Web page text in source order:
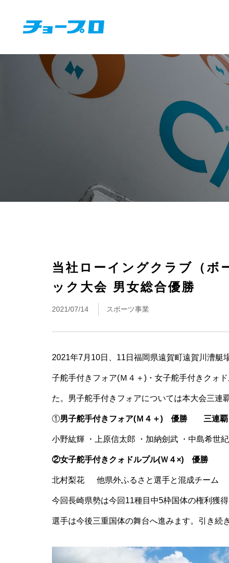
当社ローイングクラブ（
ック大会 男女総合優勝
2021/07/14 スポーツ事業
2021年7月10日、11日福岡県遠賀町遠賀川漕艇
子舵手付きフォア(Ｍ４＋)・女子舵手付きクォ
た。男子舵手付きフォアについては本大会三連
①男子舵手付きフォア(Ｍ４＋) 優勝 三
小野紘輝 ・上原信太郎 ・加納劍武 ・中島希
②女子舵手付きクォドルプル(Ｗ４×) 優勝
北村梨花 他県外ふるさと選手と混成チーム
今回長崎県勢は今回11種目中5枠国体の権利獲
選手は今後三重国体の舞台へ進みます。引き続